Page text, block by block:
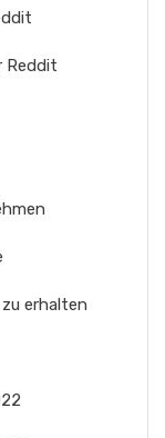
Reddit
erhalten